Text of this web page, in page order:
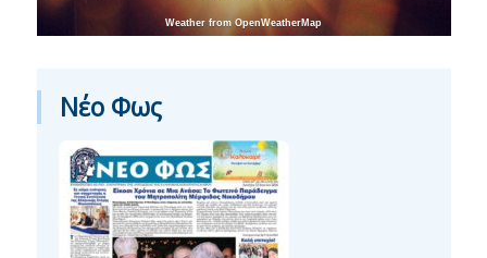
Weather from OpenWeatherMap
Νέο Φως